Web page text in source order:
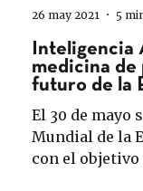
medicina de
futuro de la
El 30 de mayo
Mundial de la
con el
26 may 2021 5